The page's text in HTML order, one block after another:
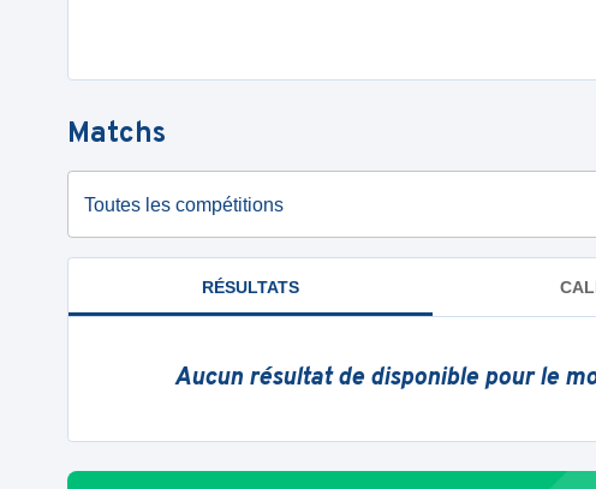
Matchs
Toutes les compétitions
RÉSULTATS
Aucun résultat de disponible pour le